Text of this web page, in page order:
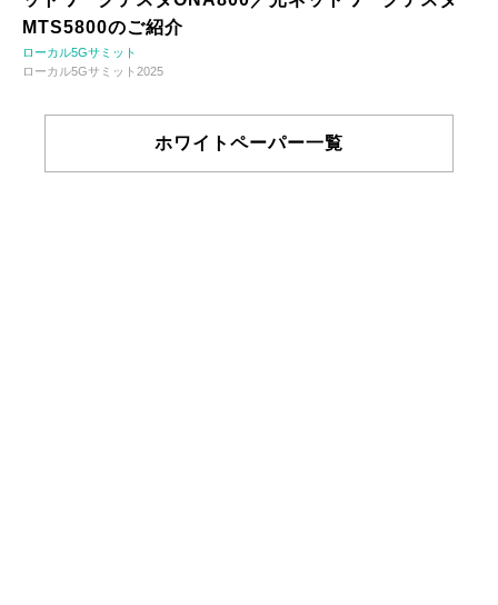
MTS5800のご紹介
ローカル5Gサミット
ローカル5Gサミット2025
ホワイトペーパー一覧